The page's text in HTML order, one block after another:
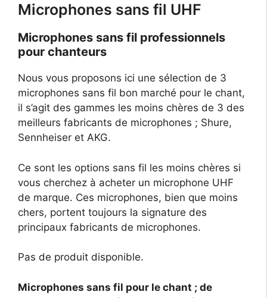
Microphones sans fil UHF
Microphones sans fil professionnels
pour chanteurs
Nous vous proposons ici une sélection de 3
microphones sans fil bon marché pour le chant,
il s’agit des gammes les moins chères de 3 des
meilleurs fabricants de microphones ; Shure,
Sennheiser et AKG.
Ce sont les options sans fil les moins chères si
vous cherchez à acheter un microphone UHF
de marque. Ces microphones, bien que moins
chers, portent toujours la signature des
principaux fabricants de microphones.
Pas de produit disponible.
Microphones sans fil pour le chant ; de